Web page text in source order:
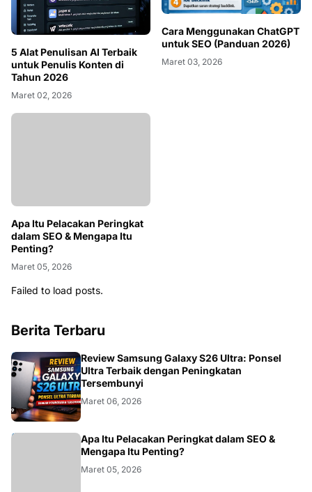
5 Alat Penulisan AI Terbaik
untuk Penulis Konten di
Tahun 2026
Maret 02, 2026
Cara Menggunakan ChatGPT
untuk SEO (Panduan 2026)
Maret 03, 2026
Apa Itu Pelacakan Peringkat
dalam SEO & Mengapa Itu
Penting?
Maret 05, 2026
Failed to load posts.
Berita Terbaru
SAMSUNG
Review Samsung Galaxy S26 Ultra: Ponsel
Ultra Terbaik dengan Peningkatan
Tersembunyi
Maret 06, 2026
BLOG
Apa Itu Pelacakan Peringkat dalam SEO &
Mengapa Itu Penting?
Maret 05, 2026